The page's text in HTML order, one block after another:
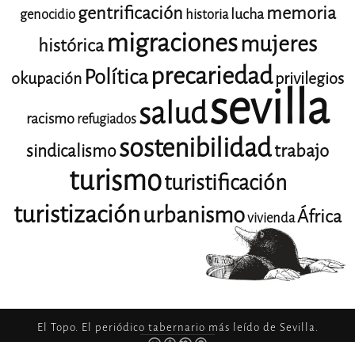
genocidiogentrificación historia lucha memoria
histórica migracionesmujeres
okupaciónPolíticaprecariedadprivilegios
racismorefugiadossaludsevilla
sindicalismosostenibilidadtrabajo
turismoturistificación
turistizaciónurbanismoviviendaÁfrica
El Topo. El periódico tabernario más leído de Sevilla.